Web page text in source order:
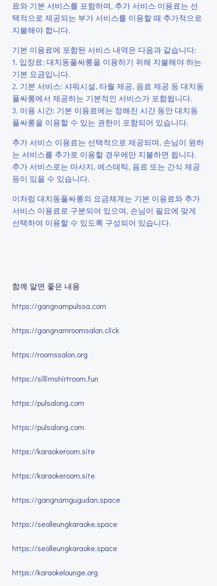
료와 기본 서비스를 포함하며, 추가 서비스 이용료는 선
택적으로 제공되는 부가 서비스를 이용할 때 추가적으로
지불해야 합니다.
기본 이용료에 포함된 서비스 내역은 다음과 같습니다:
1. 입장료: 대치동풀싸롱을 이용하기 위해 지불해야 하는
기본 요금입니다.
2. 기본 서비스: 샤워시설, 타월 제공, 음료 제공 등 대치동
풀싸롱에서 제공하는 기본적인 서비스가 포함됩니다.
3. 이용 시간: 기본 이용료에는 정해진 시간 동안 대치동
풀싸롱을 이용할 수 있는 권한이 포함되어 있습니다.
추가 서비스 이용료는 선택적으로 제공되며, 손님이 원하
는 서비스를 추가로 이용할 경우에만 지불하면 됩니다.
추가 서비스로는 마사지, 에스테틱, 음료 또는 간식 제공
등이 있을 수 있습니다.
이처럼 대치동풀싸롱의 요금체계는 기본 이용료와 추가
서비스 이용료로 구분되어 있으며, 손님이 필요에 맞게
선택하여 이용할 수 있도록 구성되어 있습니다.
함께 알면 좋은 내용
https://gangnampulssa.com
https://gangnamroomsalon.click
https://roomssalon.org
https://sillimshirtroom.fun
https://pulsalong.com
https://pulsalong.com
https://karaokeroom.site
https://karaokeroom.site
https://gangnamgugudan.space
https://seolleungkaraoke.space
https://seolleungkaraoke.space
https://karaokelounge.org